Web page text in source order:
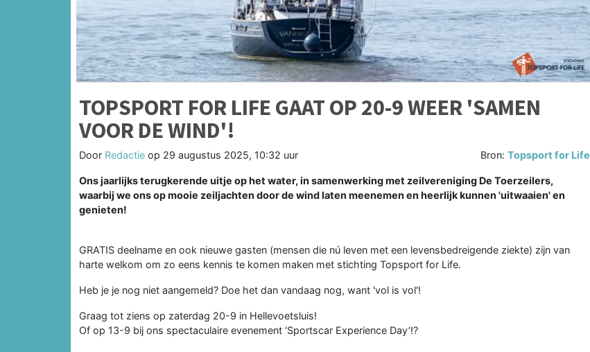
TOPSPORT FOR LIFE GAAT OP 20-9 WEER 'SAMEN
VOOR DE WIND'!
Door Redactie op 29 augustus 2025, 10:32 uur Bron:Topsport for Life
Ons jaarlijks terugkerende uitje op het water, in samenwerking met zeilvereniging De Toerzeilers,
waarbij we ons op mooie zeiljachten door de wind laten meenemen en heerlijk kunnen 'uitwaaien' en
genieten!
GRATIS deelname en ook nieuwe gasten (mensen die nú leven met een levensbedreigende ziekte) zijn van
harte welkom om zo eens kennis te komen maken met stichting Topsport for Life.
Heb je je nog niet aangemeld? Doe het dan vandaag nog, want 'vol is vol'!
Graag tot ziens op zaterdag 20-9 in Hellevoetsluis!
Of op 13-9 bij ons spectaculaire evenement ‘Sportscar Experience Day’!?